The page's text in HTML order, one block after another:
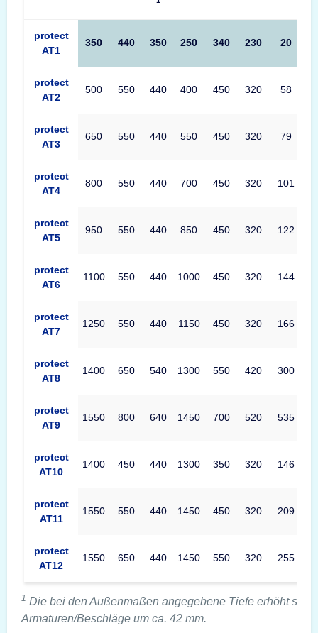
protect
AT1
350 440 350 250 340 230 20
protect
AT2
500 550 440 400 450 320 58
protect
AT3
650 550 440 550 450 320 79
protect
AT4
800 550 440 700 450 320 101
protect
AT5
950 550 440 850 450 320 122
protect
AT6
1100 550 440 1000 450 320 144
protect
AT7
1250 550 440 1150 450 320 166
protect
AT8
1400 650 540 1300 550 420 300
protect
AT9
1550 800 640 1450 700 520 535
protect
AT10
1400 450 440 1300 350 320 146
protect
AT11
1550 550 440 1450 450 320 209
protect
AT12
1550 650 440 1450 550 320 255
1 Die bei den Außenmaßen angegebene Tiefe erhöht sich
Armaturen/Beschläge um ca. 42 mm.